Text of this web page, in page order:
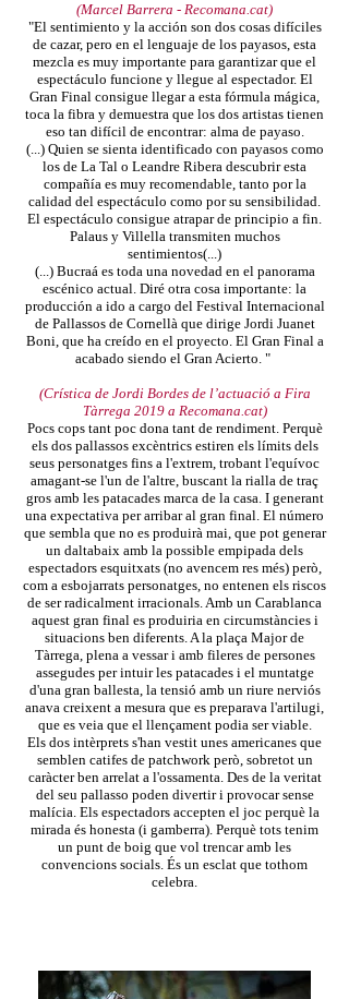
(Marcel Barrera - Recomana.cat)
"El sentimiento y la acción son dos cosas difíciles
de cazar, pero en el lenguaje de los payasos, esta
mezcla es muy importante para garantizar que el
espectáculo funcione y llegue al espectador. El
Gran Final consigue llegar a esta fórmula mágica,
toca la fibra y demuestra que los dos artistas tienen
eso tan difícil de encontrar: alma de payaso.
(...) Quien se sienta identificado con payasos como
los de La Tal o Leandre Ribera descubrir esta
compañía es muy recomendable, tanto por la
calidad del espectáculo como por su sensibilidad.
El espectáculo consigue atrapar de principio a fin.
Palaus y Villella transmiten muchos
sentimientos(...)
(...) Bucraá es toda una novedad en el panorama
escénico actual. Diré otra cosa importante: la
producción a ido a cargo del Festival Internacional
de Pallassos de Cornellà que dirige Jordi Juanet
Boni, que ha creído en el proyecto. El Gran Final a
acabado siendo el Gran Acierto. "
(Crística de Jordi Bordes de l’actuació a Fira
Tàrrega 2019 a Recomana.cat)
Pocs cops tant poc dona tant de rendiment. Perquè
els dos pallassos excèntrics estiren els límits dels
seus personatges fins a l'extrem, trobant l'equívoc
amagant-se l'un de l'altre, buscant la rialla de traç
gros amb les patacades marca de la casa. I generant
una expectativa per arribar al gran final. El número
que sembla que no es produirà mai, que pot generar
un daltabaix amb la possible empipada dels
espectadors esquitxats (no avencem res més) però,
com a esbojarrats personatges, no entenen els riscos
de ser radicalment irracionals. Amb un Carablanca
aquest gran final es produiria en circumstàncies i
situacions ben diferents. A la plaça Major de
Tàrrega, plena a vessar i amb fileres de persones
assegudes per intuir les patacades i el muntatge
d'una gran ballesta, la tensió amb un riure nerviós
anava creixent a mesura que es preparava l'artilugi,
que es veia que el llençament podia ser viable.
Els dos intèrprets s'han vestit unes americanes que
semblen catifes de patchwork però, sobretot un
caràcter ben arrelat a l'ossamenta. Des de la veritat
del seu pallasso poden divertir i provocar sense
malícia. Els espectadors accepten el joc perquè la
mirada és honesta (i gamberra). Perquè tots tenim
un punt de boig que vol trencar amb les
convencions socials. És un esclat que tothom
celebra.